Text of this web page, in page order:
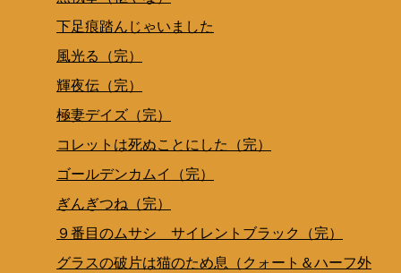
下足痕踏んじゃいました
風光る（完）
輝夜伝（完）
極妻デイズ（完）
コレットは死ぬことにした（完）
ゴールデンカムイ（完）
ぎんぎつね（完）
９番目のムサシ サイレントブラック（完）
グラスの破片は猫のため息（クォート＆ハーフ外